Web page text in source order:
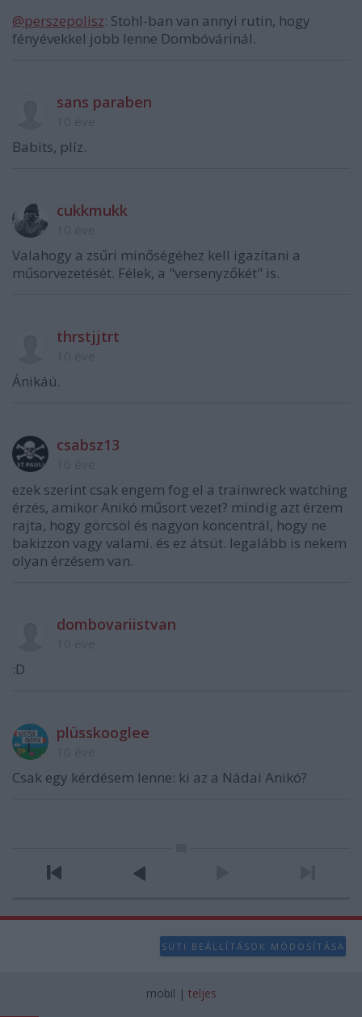
@perszepolisz: Stohl-ban van annyi rutin, hogy
fényévekkel jobb lenne Dombóvárinál.
sans paraben
Babits, plíz.
cukkmukk
Valahogy a zsűri minőségéhez kell igazítani a
műsorvezetését. Félek, a "versenyzőkét" is.
thrstjjtrt
Ánikáú.
csabsz13
ezek szerint csak engem fog el a trainwreck watching
érzés, amikor Anikó műsort vezet? mindig azt érzem
rajta, hogy görcsöl és nagyon koncentrál, hogy ne
bakizzon vagy valami. és ez átsüt. legalább is nekem
olyan érzésem van.
dombovariistvan
:D
plüsskooglee
Csak egy kérdésem lenne: ki az a Nádai Anikó?
SÜTI BEÁLLÍTÁSOK MÓDOSÍTÁSA
mobil | teljes